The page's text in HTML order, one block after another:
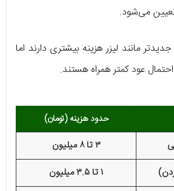
می‌شود.
مانند لیزر هزینه بیشتری دارند اما
احتمال عود کمتر همراه هستند.
حدود هزینه (تومان)
۳ تا ۸ میلیون
۱ تا ۳.۵ میلیون